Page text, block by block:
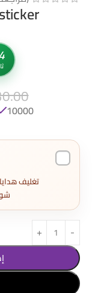
10000 متوفر في المخزون